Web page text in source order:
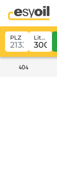
PLZ Liter
404